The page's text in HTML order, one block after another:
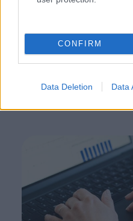
CONFIRM
Data Deletion Data
sellaisissa
tutustu